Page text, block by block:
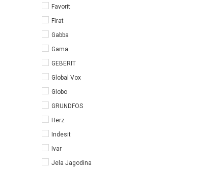
Favorit
Firat
Gabba
Gama
GEBERIT
Global Vox
Globo
GRUNDFOS
Herz
Indesit
Ivar
Jela Jagodina